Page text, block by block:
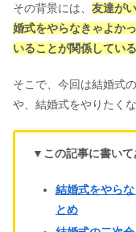
その背景には、 友達が
婚式をやらなきゃよか
いることが関係している
そこで、今回は結婚式
や、結婚式をやりたく
▼ この記事に書いて
結婚式をやら
とめ